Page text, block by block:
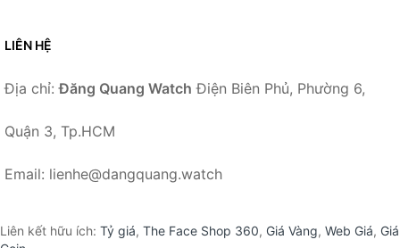
LIÊN HỆ
Địa chỉ:Đăng Quang Watch Điện Biên Phủ, Phường 6,
Quận 3, Tp.HCM
Email: lienhe@dangquang.watch
Liên kết hữu ích: Tỷ giá, The Face Shop 360, Giá Vàng, Web Giá, Giá